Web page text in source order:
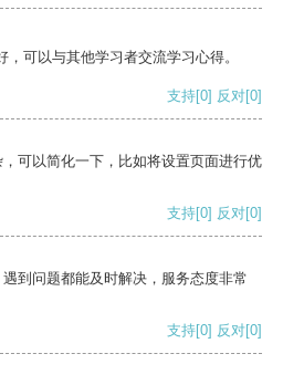
可以与其他学习者交流学习心得。
支持[0] 反对[0]
可以简化一下，比如将设置页面进行优
支持[0] 反对[0]
到问题都能及时解决，服务态度非常
支持[0] 反对[0]